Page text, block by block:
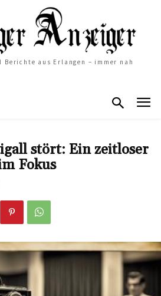
Berichte aus Erlangen – immer nah
stört: Ein zeitloser
Fokus